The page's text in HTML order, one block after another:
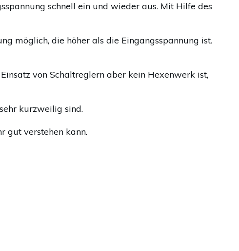
schnell ein und wieder aus. Mit Hilfe des
möglich, die höher als die Eingangsspannung ist.
von Schaltreglern aber kein Hexenwerk ist,
kurzweilig sind.
gut verstehen kann.